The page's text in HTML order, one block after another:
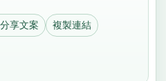
享文案 複製連結